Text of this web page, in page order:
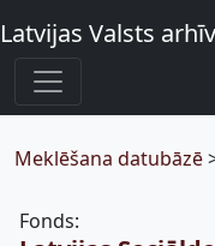
Latvijas Valsts
Meklēšana datubāzē
Fonds: